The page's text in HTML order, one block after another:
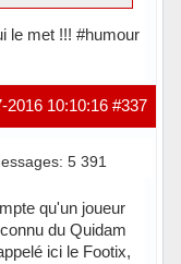
le met !!! #humour
#337
2016 10:10:16
5 391
qu'un joueur
du Quidam
ici le Footix,